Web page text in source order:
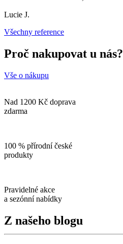
Lucie J.
Všechny reference
Proč nakupovat u nás?
Vše o nákupu
Nad 1200 Kč doprava
zdarma
100 % přírodní české
produkty
Pravidelné akce
a sezónní nabídky
Z našeho blogu